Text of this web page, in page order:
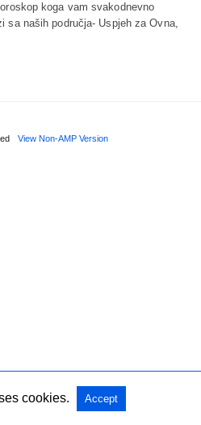
koga vam svakodnevno
sa naših područja- Uspjeh za Ovna,
View Non-AMP Version
cookies. Accept